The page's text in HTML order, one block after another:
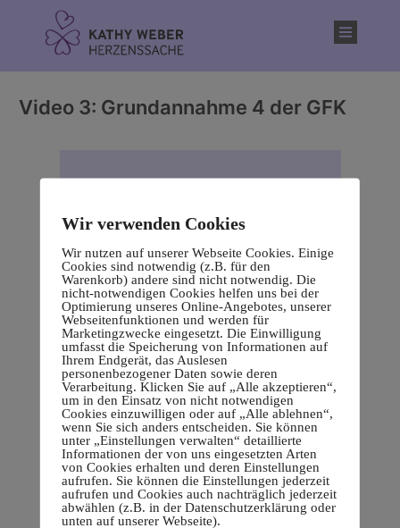
Video 3: Grundannahme 4 der GFK
Wir verwenden Cookies
Wir nutzen auf unserer Webseite Cookies. Einige
Cookies sind notwendig (z.B. für den
Warenkorb) andere sind nicht notwendig. Die
nicht-notwendigen Cookies helfen uns bei der
Optimierung unseres Online-Angebotes, unserer
Webseitenfunktionen und werden für
Marketingzwecke eingesetzt. Die Einwilligung
umfasst die Speicherung von Informationen auf
Ihrem Endgerät, das Auslesen
personenbezogener Daten sowie deren
Verarbeitung. Klicken Sie auf „Alle akzeptieren“,
um in den Einsatz von nicht notwendigen
Cookies einzuwilligen oder auf „Alle ablehnen“,
wenn Sie sich anders entscheiden. Sie können
unter „Einstellungen verwalten“ detaillierte
Informationen der von uns eingesetzten Arten
von Cookies erhalten und deren Einstellungen
aufrufen. Sie können die Einstellungen jederzeit
aufrufen und Cookies auch nachträglich jederzeit
abwählen (z.B. in der Datenschutzerklärung oder
unten auf unserer Webseite).